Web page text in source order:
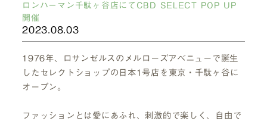
ロンハーマン千駄ヶ谷店にてCBD SELECT POP UP
開催
2023.08.03
1976年、ロサンゼルスのメルローズアベニューで誕生
したセレクトショップの日本1号店を東京・千駄ヶ谷に
オープン。
ファッションとは愛にあふれ、刺激的で楽しく、自由で